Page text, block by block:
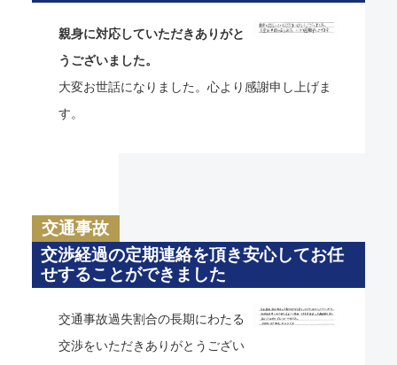
親身に対応していただきありがと
うございました。
大変お世話になりました。心より感謝申し上げま
す。
交通事故
交渉経過の定期連絡を頂き安心してお任
せすることができました
交通事故過失割合の長期にわたる
交渉をいただきありがとうござい